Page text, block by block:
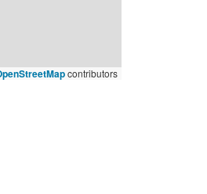
contributors